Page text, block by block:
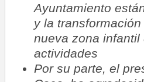
Ayuntamiento
y la
nueva zona
actividades
Por su parte, el